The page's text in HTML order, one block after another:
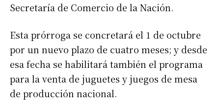
Secretaría de Comercio de la Nación.
Esta prórroga se concretará el 1 de octubre
por un nuevo plazo de cuatro meses; y desde
esa fecha se habilitará también el programa
para la venta de juguetes y juegos de mesa
de producción nacional.